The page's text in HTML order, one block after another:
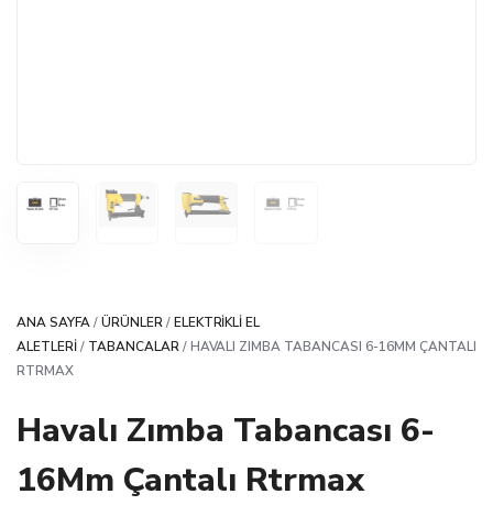
ANA SAYFA/ÜRÜNLER/ELEKTRIKLI EL
ALETLERI/ TABANCALAR/ HAVALI ZIMBA TABANCASI 6-16MM ÇANTALI
RTRMAX
Havalı Zımba Tabancası 6-
16Mm Çantalı Rtrmax